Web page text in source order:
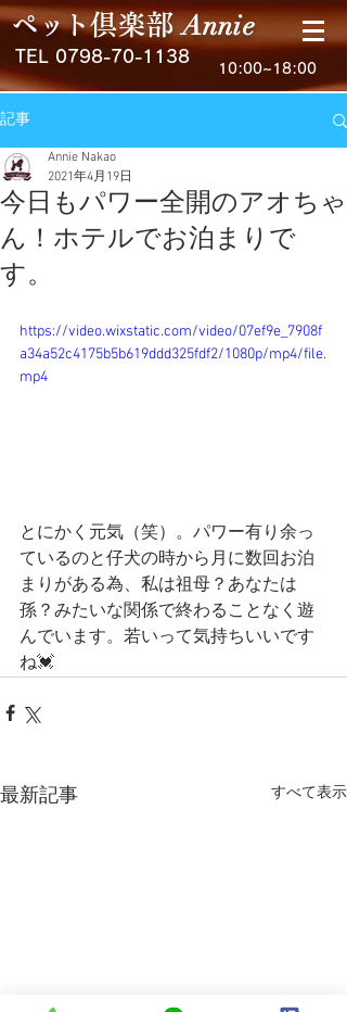
ペット倶楽部Annie
TEL 0798-70-1138
10:00~18:00
記事
今日もパワー全開のアオちゃ
ん！ホテルでお泊まりで
す。
Annie Nakao
2021年4月19日
https://video.wixstatic.com/video/07ef9e_7908f
a34a52c4175b5b619ddd325fdf2/1080p/mp4/file.
mp4
とにかく元気（笑）。パワー有り余っ
ているのと仔犬の時から月に数回お泊
まりがある為、私は祖母？あなたは
孫？みたいな関係で終わることなく遊
んでいます。若いって気持ちいいです
ね💓
最新記事 すべて表示